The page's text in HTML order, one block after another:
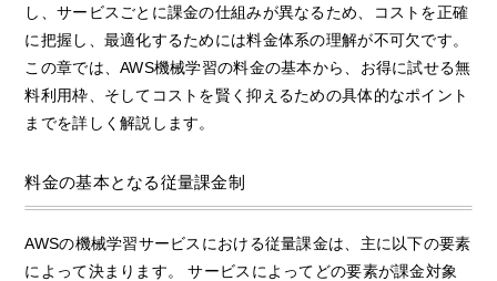
し、サービスごとに課金の仕組みが異なるため、コストを正確
に把握し、最適化するためには料金体系の理解が不可欠です。
この章では、AWS機械学習の料金の基本から、お得に試せる無
料利用枠、そしてコストを賢く抑えるための具体的なポイント
までを詳しく解説します。
料金の基本となる従量課金制
AWSの機械学習サービスにおける従量課金は、主に以下の要素
によって決まります。 サービスによってどの要素が課金対象